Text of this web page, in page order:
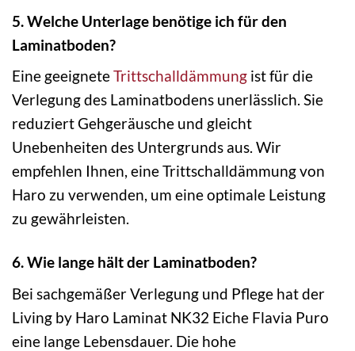
5. Welche Unterlage benötige ich für den
Laminatboden?
Eine geeigneteTrittschalldämmung ist für die
Verlegung des Laminatbodens unerlässlich. Sie
reduziert Gehgeräusche und gleicht
Unebenheiten des Untergrunds aus. Wir
empfehlen Ihnen, eine Trittschalldämmung von
Haro zu verwenden, um eine optimale Leistung
zu gewährleisten.
6. Wie lange hält der Laminatboden?
Bei sachgemäßer Verlegung und Pflege hat der
Living by Haro Laminat NK32 Eiche Flavia Puro
eine lange Lebensdauer. Die hohe